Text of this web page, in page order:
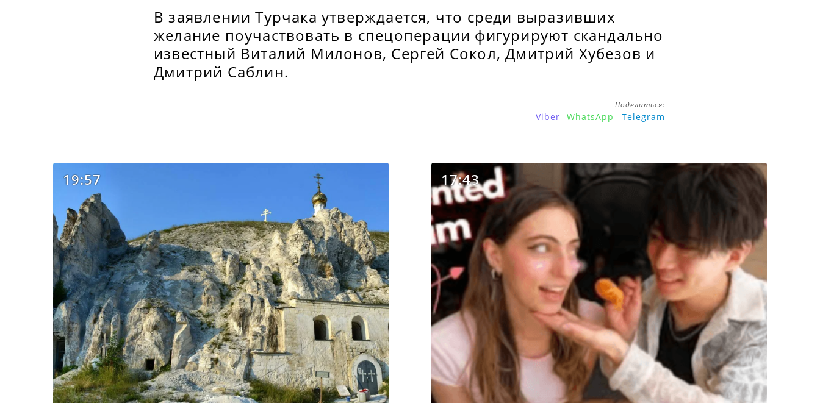
В заявлении Турчака утверждается, что среди выразивших
желание поучаствовать в спецоперации фигурируют скандально
известный Виталий Милонов, Сергей Сокол, Дмитрий Хубезов и
Дмитрий Саблин.
Поделиться:
Viber WhatsApp Telegram
19:57 17:43